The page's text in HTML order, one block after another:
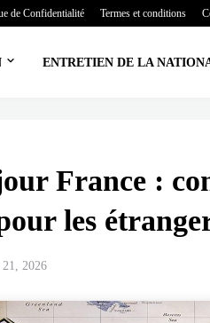
de Confidentialité Termes et conditions
ENTRETIEN DE LA
France :
les
21, 2026